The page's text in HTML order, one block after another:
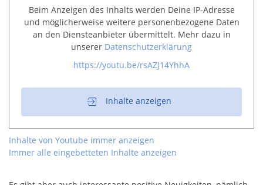
Beim Anzeigen des Inhalts werden Deine IP-Adresse
und möglicherweise weitere personenbezogene Daten
an den Diensteanbieter übermittelt. Mehr dazu in
unserer Datenschutzerklärung
https://youtu.be/rsAZJ14YhhA
Inhalte anzeigen
Inhalte von Youtube immer anzeigen
Immer alle eingebetteten Inhalte anzeigen